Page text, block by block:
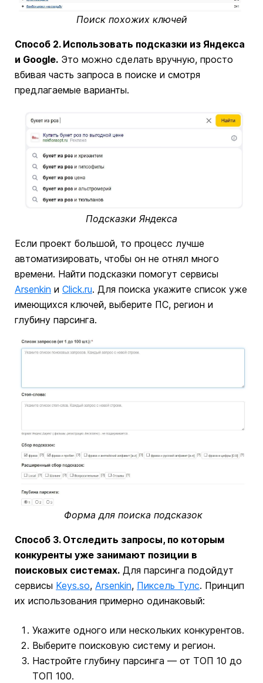
Поиск похожих ключей
Способ 2. Использовать подсказки из Яндекса
и Google. Это можно сделать вручную, просто
вбивая часть запроса в поиске и смотря
предлагаемые варианты.
Подсказки Яндекса
Если проект большой, то процесс лучше
автоматизировать, чтобы он не отнял много
времени. Найти подсказки помогут сервисы
Arsenkin и Click.ru. Для поиска укажите список уже
имеющихся ключей, выберите ПС, регион и
глубину парсинга.
Форма для поиска подсказок
Способ 3. Отследить запросы, по которым
конкуренты уже занимают позиции в
поисковых системах. Для парсинга подойдут
сервисы Keys.so, Arsenkin, Пиксель Тулс. Принцип
их использования примерно одинаковый:
Укажите одного или нескольких конкурентов.
Выберите поисковую систему и регион.
Настройте глубину парсинга — от ТОП 10 до
ТОП 100.